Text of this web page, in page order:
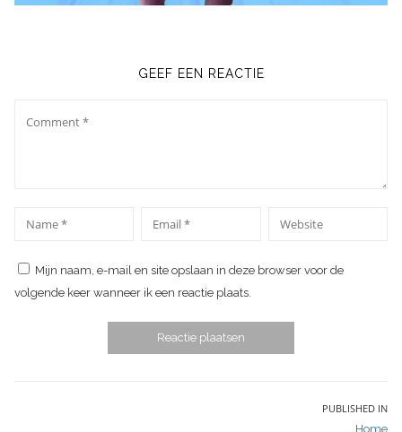
GEEF EEN REACTIE
Website
Mijn naam, e-mail en site opslaan in deze browser voor de
volgende keer wanneer ik een reactie plaats.
PUBLISHED IN
Home